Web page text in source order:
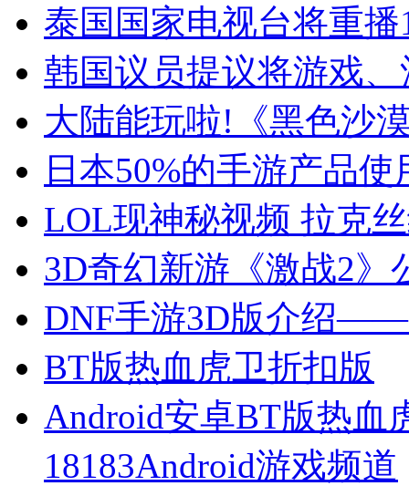
泰国国家电视台将重
韩国议员提议将游戏
大陆能玩啦!《黑色沙
日本50%的手游产品
LOL现神秘视频 拉克
3D奇幻新游《激战2》
DNF手游3D版介绍
BT版热血虎卫折扣版
Android安卓BT版热血
18183Android游戏频道